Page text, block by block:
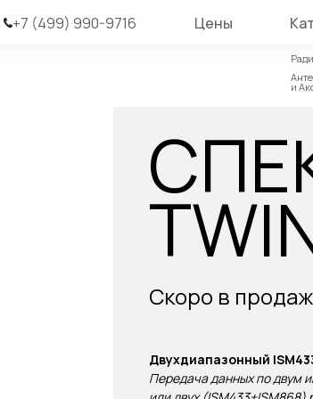
Цены
+7 (499) 990-9716
и
и
Скоро в
Двухдиапазонный
Передача данных по двум